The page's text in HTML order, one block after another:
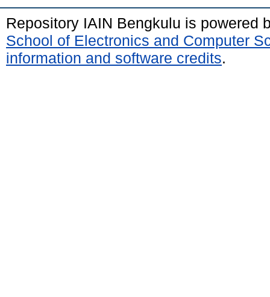
Repository IAIN Bengkulu is powered
School of Electronics and Computer
information and software credits.